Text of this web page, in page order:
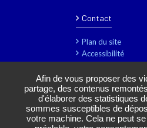
Contact
Plan du site
Accessibilité
Rejoignez-nous
Marchés publics
Gestion des
Afin de vous proposer des
partage, des contenus
d'élaborer des statistiques
sommes susceptibles de
votre machine. Cela ne peut